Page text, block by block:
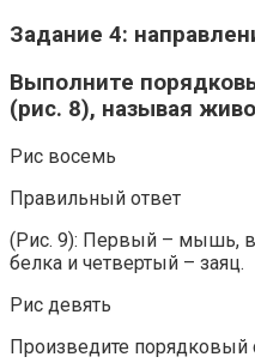
Задание 4:
Выполните
(рис. 8), называя
Рис восемь
Правильный ответ
(Рис. 9): Первый – мышь,
белка и четвертый – заяц.
Рис девять
Произведите порядковый